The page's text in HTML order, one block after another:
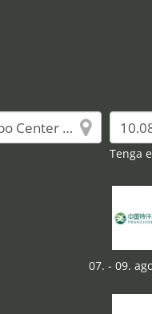
Tenga
07. - 09.